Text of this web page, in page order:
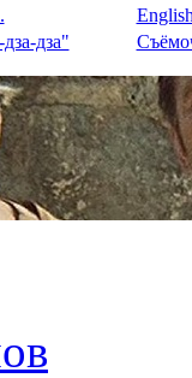
дза"